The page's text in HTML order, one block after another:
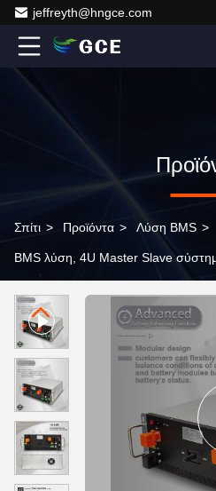
jeffreyth@hngce.com
Σπίτι > Προϊόντα > Λύση BMS >
BMS λύση, 4U Master Slave